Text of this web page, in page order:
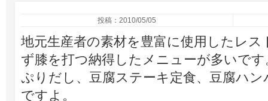
投稿：2010/05/05
地元生産者の素材を豊富に使用したレ
ず膝を打つ納得したメニューが多いで
ぷりだし、豆腐ステーキ定食、豆腐ハ
ですよ。